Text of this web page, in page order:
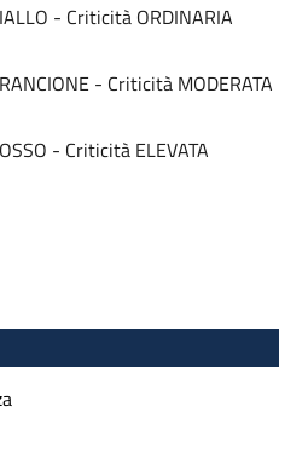
- Criticità ORDINARIA
- Criticità MODERATA
- Criticità ELEVATA